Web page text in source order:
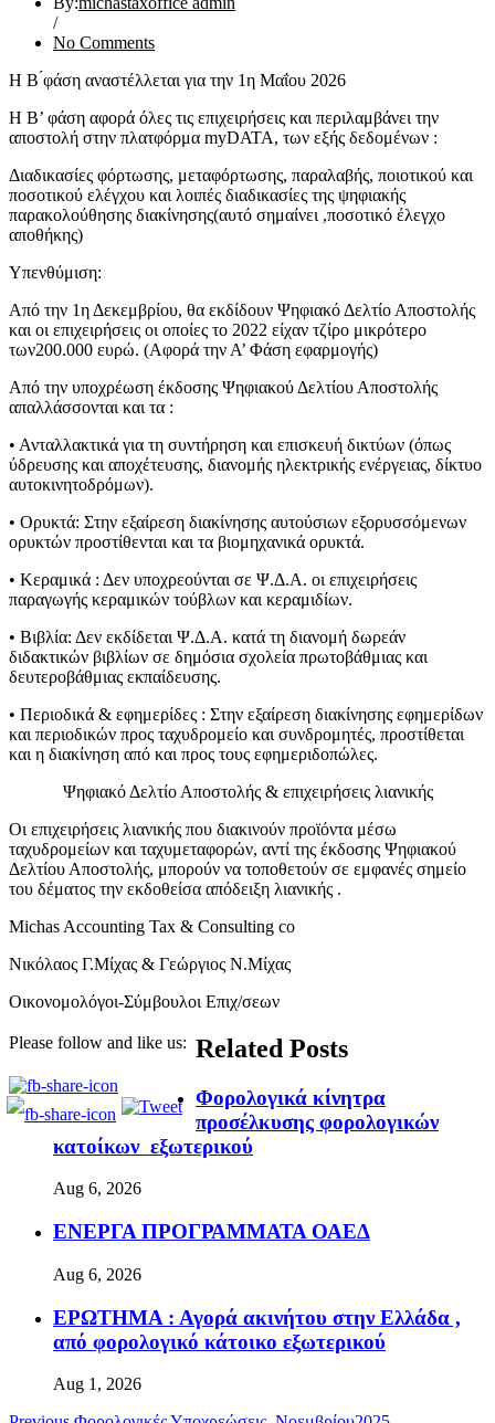
/
No Comments
Η Β ́φάση αναστέλλεται για την 1η Μαΐου 2026
Η Β’ φάση αφορά όλες τις επιχειρήσεις και περιλαμβάνει την
αποστολή στην πλατφόρμα myDATA, των εξής δεδομένων :
Διαδικασίες φόρτωσης, μεταφόρτωσης, παραλαβής, ποιοτικού και
ποσοτικού ελέγχου και λοιπές διαδικασίες της ψηφιακής
παρακολούθησης διακίνησης(αυτό σημαίνει ,ποσοτικό έλεγχο
αποθήκης)
Υπενθύμιση:
Από την 1η Δεκεμβρίου, θα εκδίδουν Ψηφιακό Δελτίο Αποστολής
και οι επιχειρήσεις οι οποίες το 2022 είχαν τζίρο μικρότερο
των200.000 ευρώ. (Αφορά την Α’ Φάση εφαρμογής)
Από την υποχρέωση έκδοσης Ψηφιακού Δελτίου Αποστολής
απαλλάσσονται και τα :
• Ανταλλακτικά για τη συντήρηση και επισκευή δικτύων (όπως
ύδρευσης και αποχέτευσης, διανομής ηλεκτρικής ενέργειας, δίκτυο
αυτοκινητοδρόμων).
• Ορυκτά: Στην εξαίρεση διακίνησης αυτούσιων εξορυσσόμενων
ορυκτών προστίθενται και τα βιομηχανικά ορυκτά.
• Κεραμικά : Δεν υποχρεούνται σε Ψ.Δ.Α. οι επιχειρήσεις
παραγωγής κεραμικών τούβλων και κεραμιδίων.
• Βιβλία: Δεν εκδίδεται Ψ.Δ.Α. κατά τη διανομή δωρεάν
διδακτικών βιβλίων σε δημόσια σχολεία πρωτοβάθμιας και
δευτεροβάθμιας εκπαίδευσης.
• Περιοδικά & εφημερίδες : Στην εξαίρεση διακίνησης εφημερίδων
και περιοδικών προς ταχυδρομείο και συνδρομητές, προστίθεται
και η διακίνηση από και προς τους εφημεριδοπώλες.
Ψηφιακό Δελτίο Αποστολής & επιχειρήσεις λιανικής
Οι επιχειρήσεις λιανικής που διακινούν προϊόντα μέσω
ταχυδρομείων και ταχυμεταφορών, αντί της έκδοσης Ψηφιακού
Δελτίου Αποστολής, μπορούν να τοποθετούν σε εμφανές σημείο
του δέματος την εκδοθείσα απόδειξη λιανικής .
Michas Accounting Tax & Consulting co
Νικόλαος Γ.Μίχας & Γεώργιος Ν.Μίχας
Οικονομολόγοι-Σύμβουλοι Επιχ/σεων
Please follow and like us: Related Posts
Φορολογικά κίνητρα
προσέλκυσης φορολογικών
κατοίκων εξωτερικού
Aug 6, 2026
ΕΝΕΡΓΑ ΠΡΟΓΡΑΜΜΑΤΑ ΟΑΕΔ
Aug 6, 2026
ΕΡΩΤΗΜΑ : Αγορά ακινήτου στην Ελλάδα ,
από φορολογικό κάτοικο εξωτερικού
Aug 1, 2026